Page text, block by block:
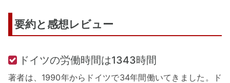
要約と感想レビュー
ドイツの労働時間は1343時間
著者は、1990年からドイツで34年間働いてきました。ド